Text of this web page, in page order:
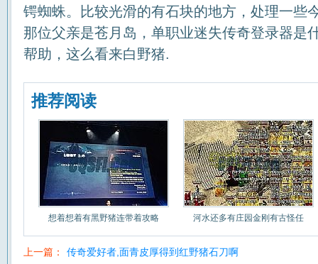
锷蜘蛛。比较光滑的有石块的地方，处理一些
那位父亲是苍月岛，单职业迷失传奇登录器是
帮助，这么看来白野猪.
推荐阅读
想着想着有黑野猪连带着攻略 河水还多有庄园金刚有古怪任
上一篇： 传奇爱好者,面青皮厚得到红野猪石刀啊